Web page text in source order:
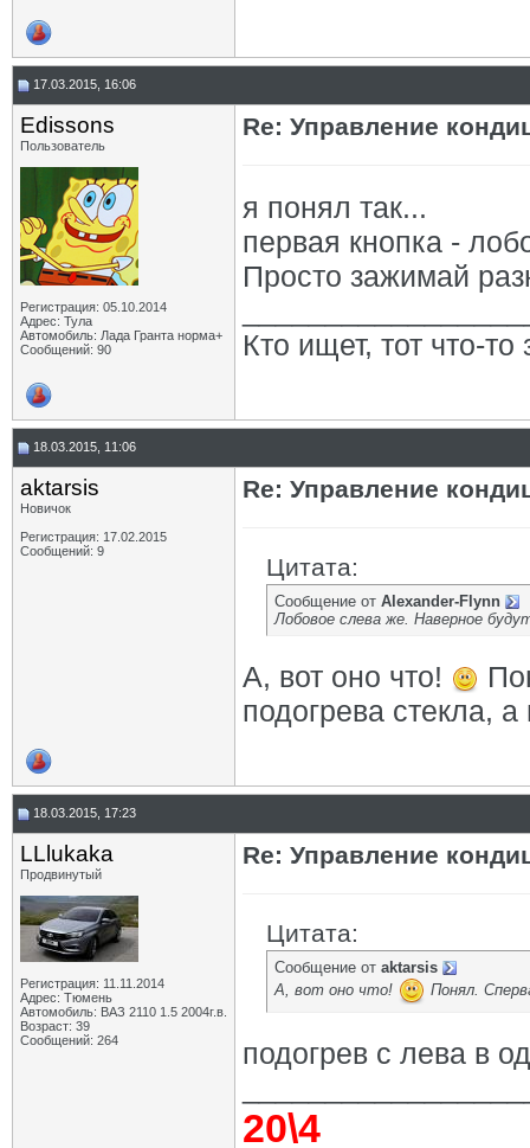
17.03.2015, 16:06
Edissons
Пользователь
Регистрация: 05.10.2014
Адрес: Тула
Автомобиль: Лада Гранта норма+
Сообщений: 90
Re: Управление
я понял так...
первая кнопка -
Просто зажимай
Кто ищет, тот что-то
18.03.2015, 11:06
aktarsis
Новичок
Регистрация: 17.02.2015
Сообщений: 9
Re: Управление
Цитата:
Сообщение от Alexander-Flynn
Лобовое слева же. Наверное
А, вот оно что!
подогрева стекла,
18.03.2015, 17:23
LLlukaka
Продвинутый
Регистрация: 11.11.2014
Адрес: Тюмень
Автомобиль: ВАЗ 2110 1.5 2004г.в.
Возраст: 39
Сообщений: 264
Re: Управление
Цитата:
Сообщение от aktarsis
А, вот оно что!
Понял.
подогрев с лева в
20\4